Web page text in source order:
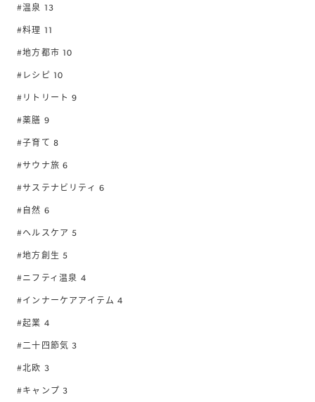
#温泉 13
#料理 11
#地方都市10
#レシピ 10
#リトリート9
#薬膳 9
#子育て 8
#サウナ旅6
#サステナビリティ 6
#自然 6
#ヘルスケア5
#地方創生5
#ニフティ温泉 4
#インナーケアアイテム4
#起業 4
#二十四節気3
#北欧 3
#キャンプ3